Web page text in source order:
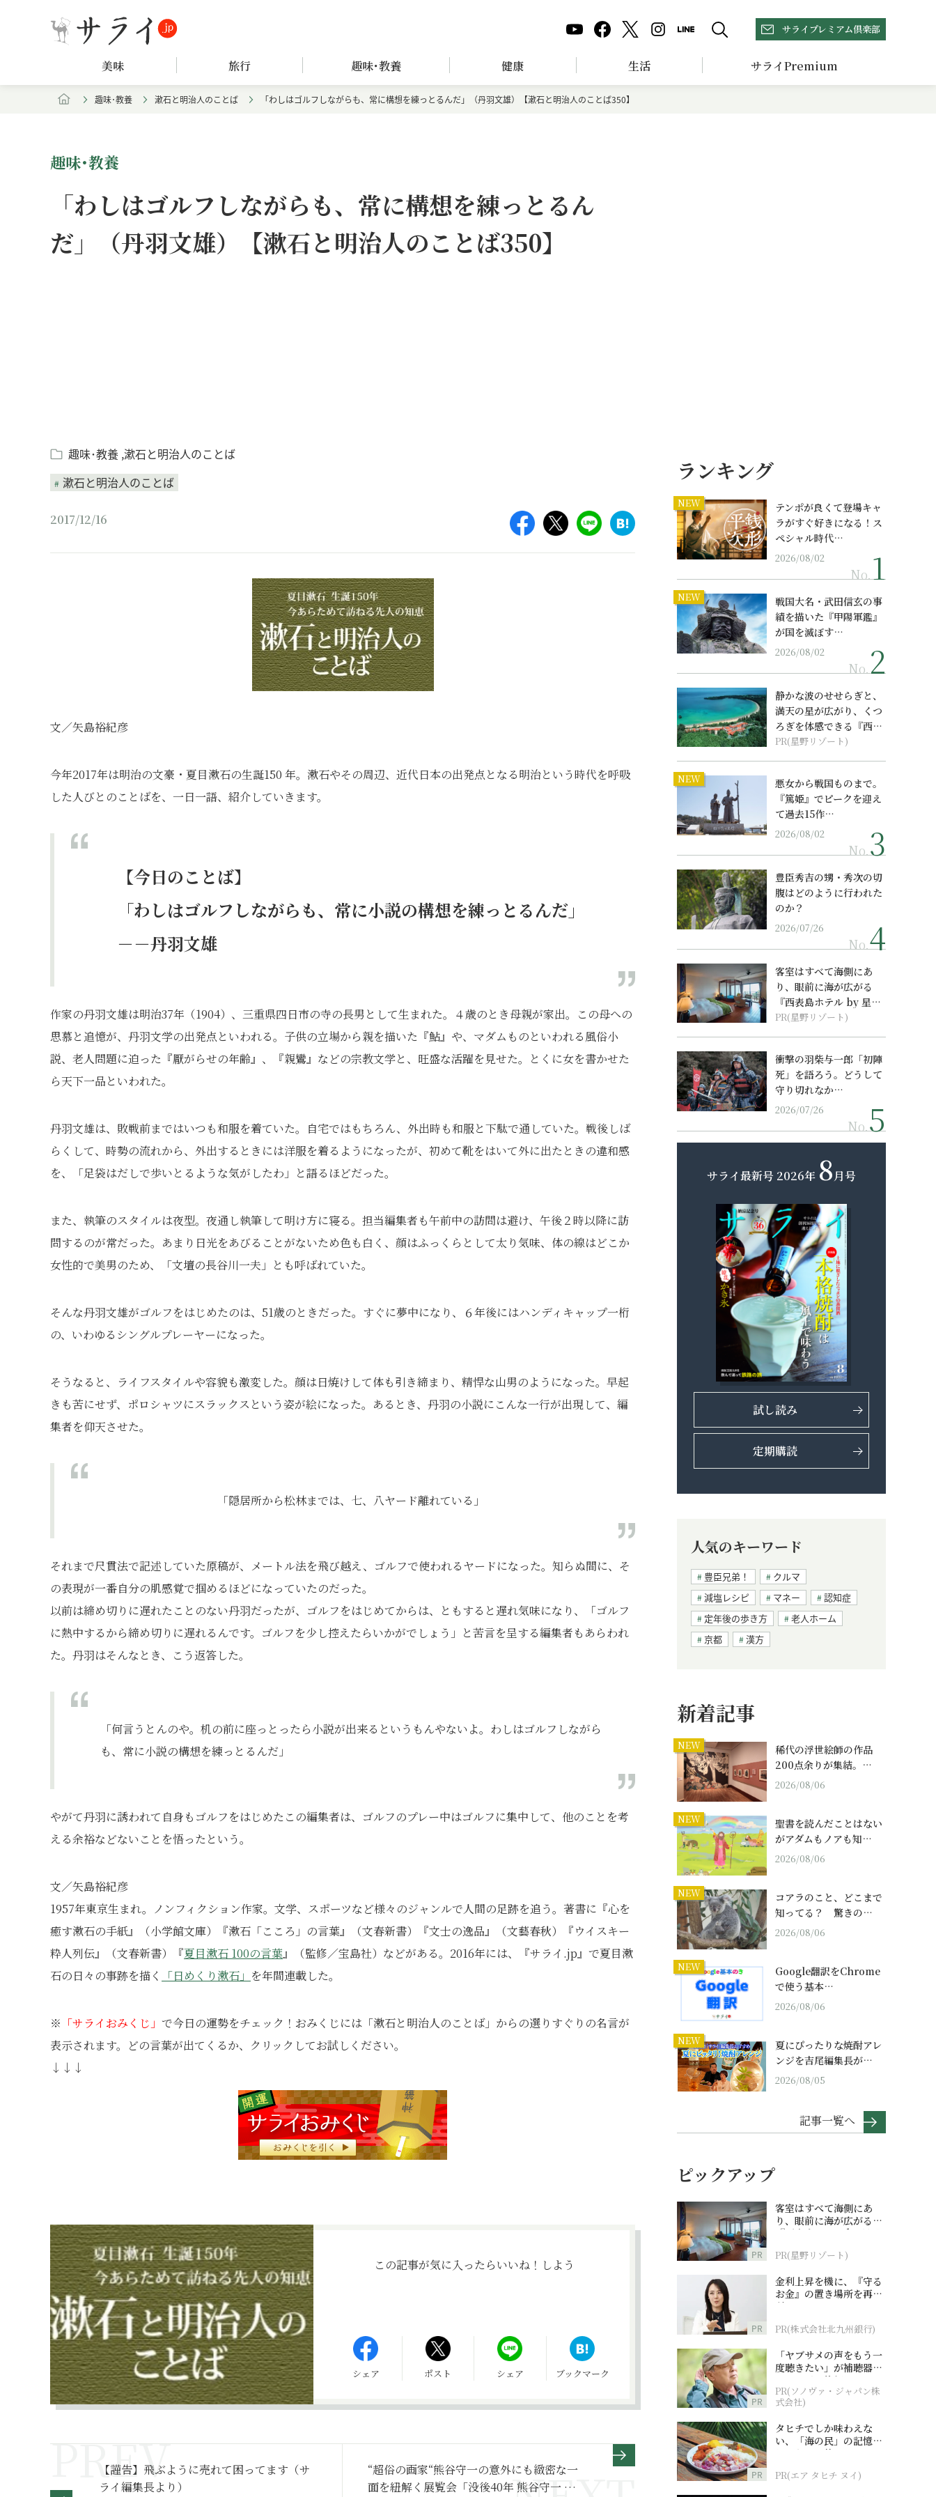
サライプレミアム倶楽部
美味 旅行 趣味･教養 健康 生活 サライPremium
趣味･教養 漱石と明治人のことば 「わしはゴルフしながらも、常に構想を練っとるんだ」（丹羽文雄）【漱石と明治人のことば350】
趣味･教養
「わしはゴルフしながらも、常に構想を練っとるん
だ」（丹羽文雄）【漱石と明治人のことば350】
趣味･教養 漱石と明治人のことば
漱石と明治人のことば
2017/12/16
文／矢島裕紀彦
今年2017年は明治の文豪・夏目漱石の生誕150 年。漱石やその周辺、近代日本の出発点となる明治という時代を呼吸
した人びとのことばを、一日一語、紹介していきます。
【今日のことば】
「わしはゴルフしながらも、常に小説の構想を練っとるんだ」
－－丹羽文雄
作家の丹羽文雄は明治37年（1904）、三重県四日市の寺の長男として生まれた。４歳のとき母親が家出。この母への
思慕と追憶が、丹羽文学の出発点といわれる。子供の立場から親を描いた『鮎』や、マダムものといわれる風俗小
説、老人問題に迫った『厭がらせの年齢』、『親鸞』などの宗教文学と、旺盛な活躍を見せた。とくに女を書かせた
ら天下一品といわれた。
丹羽文雄は、敗戦前まではいつも和服を着ていた。自宅ではもちろん、外出時も和服と下駄で通していた。戦後しば
らくして、時勢の流れから、外出するときには洋服を着るようになったが、初めて靴をはいて外に出たときの違和感
を、「足袋はだしで歩いとるような気がしたわ」と語るほどだった。
また、執筆のスタイルは夜型。夜通し執筆して明け方に寝る。担当編集者も午前中の訪問は避け、午後２時以降に訪
問するのが常だった。あまり日光をあびることがないため色も白く、顔はふっくらとして太り気味、体の線はどこか
女性的で美男のため、「文壇の長谷川一夫」とも呼ばれていた。
そんな丹羽文雄がゴルフをはじめたのは、51歳のときだった。すぐに夢中になり、６年後にはハンディキャップ一桁
の、いわゆるシングルプレーヤーになった。
そうなると、ライフスタイルや容貌も激変した。顔は日焼けして体も引き締まり、精悍な山男のようになった。早起
きも苦にせず、ポロシャツにスラックスという姿が絵になった。あるとき、丹羽の小説にこんな一行が出現して、編
集者を仰天させた。
「隠居所から松林までは、七、八ヤード離れている」
それまで尺貫法で記述していた原稿が、メートル法を飛び越え、ゴルフで使われるヤードになった。知らぬ間に、そ
の表現が一番自分の肌感覚で掴めるほどになっていたのだった。
以前は締め切りに遅れたことのない丹羽だったが、ゴルフをはじめてからは、ともすると遅れ気味になり、「ゴルフ
に熱中するから締め切りに遅れるんです。ゴルフを少し控えたらいかがでしょう」と苦言を呈する編集者もあらわれ
た。丹羽はそんなとき、こう返答した。
「何言うとんのや。机の前に座っとったら小説が出来るというもんやないよ。わしはゴルフしながら
も、常に小説の構想を練っとるんだ」
やがて丹羽に誘われて自身もゴルフをはじめたこの編集者は、ゴルフのプレー中はゴルフに集中して、他のことを考
える余裕などないことを悟ったという。
文／矢島裕紀彦
1957年東京生まれ。ノンフィクション作家。文学、スポーツなど様々のジャンルで人間の足跡を追う。著書に『心を
癒す漱石の手紙』（小学館文庫）『漱石「こころ」の言葉』（文春新書）『文士の逸品』（文藝春秋）『ウイスキー
粋人列伝』（文春新書）『夏目漱石 100の言葉』（監修／宝島社）などがある。2016年には、『サライ.jp』で夏目漱
石の日々の事跡を描く
「日めくり漱石」 を年間連載した。
※ 「サライおみくじ」 で今日の運勢をチェック！おみくじには「漱石と明治人のことば」からの選りすぐりの名言が
表示されます。どの言葉が出てくるか、クリックしてお試しください。
↓↓↓
この記事が気に入ったらいいね！しよう
シェア ポスト シェア ブックマーク
【謹告】飛ぶように売れて困ってます（サ
ライ編集長より）
“超俗の画家“熊谷守一の意外にも緻密な一
面を紐解く展覧会「没後40年 熊谷守一 生き
ランキング
NEW
テンポが良くて登場キャ
ラがすぐ好きになる！ス
ペシャル時代…
2026/08/02
No.
NEW
戦国大名・武田信玄の事
績を描いた『甲陽軍鑑』
が国を滅ぼす…
2026/08/02
No.
静かな波のせせらぎと、
満天の星が広がり、くつ
ろぎを体感できる『西表
島ホテル by...
PR(星野リゾート)
NEW
悪女から戦国ものまで。
『篤姫』でピークを迎え
て過去15作…
2026/08/02
No.
豊臣秀吉の甥・秀次の切
腹はどのように行われた
のか？
2026/07/26
No.
客室はすべて海側にあ
り、眼前に海が広がる
『西表島ホテル by 星野
リゾート』
PR(星野リゾート)
衝撃の羽柴与一郎「初陣
死」を語ろう。どうして
守り切れなか…
2026/07/26
No.
サライ最新号 2026年 8月号
試し読み
定期購読
人気のキーワード
豊臣兄弟！
クルマ
減塩レシピ
マネー
認知症
定年後の歩き方
老人ホーム
京都
漢方
新着記事
NEW
稀代の浮世絵師の作品
200点余りが集結。…
2026/08/06
NEW
聖書を読んだことはない
がアダムもノアも知…
2026/08/06
NEW
コアラのこと、どこまで
知ってる？ 驚きの…
2026/08/06
NEW
Google翻訳をChrome
で使う基本…
2026/08/06
NEW
夏にぴったりな焼酎アレ
ンジを吉尾編集長が…
2026/08/05
記事一覧へ
ピックアップ
PR
客室はすべて海側にあ
り、眼前に海が広がる
『西表島ホテル by 星野
PR(星野リゾート)
PR
金利上昇を機に、『守る
お金』の置き場所を再検
討
PR(株式会社北九州銀行)
PR
「ヤブサメの声をもう一
度聴きたい」が補聴器チ
ャレンジの後押しに
PR(ソノヴァ・ジャパン株
式会社)
PR
タヒチでしか味わえな
い、「海の民」の記憶へ
とつながる旅
PR(エア タヒチ ヌイ)